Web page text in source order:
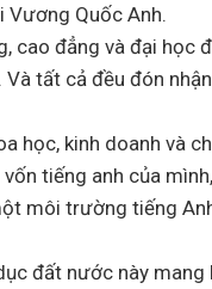
Quốc Anh.
cao đẳng và đại học
tất cả đều đón
học, kinh doanh và
tiếng anh của mình,
môi trường tiếng
đất nước này mang